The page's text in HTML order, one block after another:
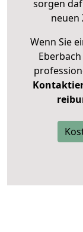
sorgen
neuen
Wenn Sie